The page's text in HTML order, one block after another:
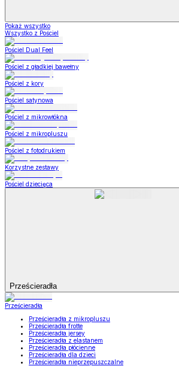
Pokaż wszystko
Wszystko z Pościel
Pościel Dual Feel
Pościel z gładkiej bawełny
Pościel z kory
Pościel satynowa
Pościel z mikrowłókna
Pościel z mikropluszu
Pościel z fotodrukiem
Korzystne zestawy
Pościel dziecięca
Prześcieradła
Prześcieradła
Prześcieradła z mikropluszu
Prześcieradła frotte
Prześcieradła jersey
Prześcieradła z elastanem
Prześcieradła płócienne
Prześcieradła dla dzieci
Prześcieradła nieprzepuszczalne